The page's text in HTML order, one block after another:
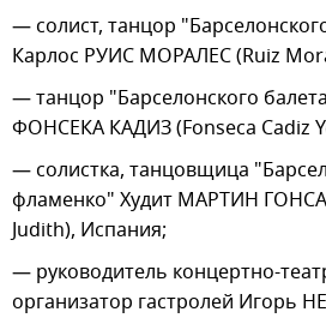
— солист, танцор
Карлос РУИС МОРАЛЕС (Ruiz
— танцор "Барселонского
ФОНСЕКА КАДИЗ (Fonseca Cadiz
— солистка, танцовщица
фламенко" Худит МАРТИН
Judith), Испания;
— руководитель концертно-
организатор гастролей Игорь